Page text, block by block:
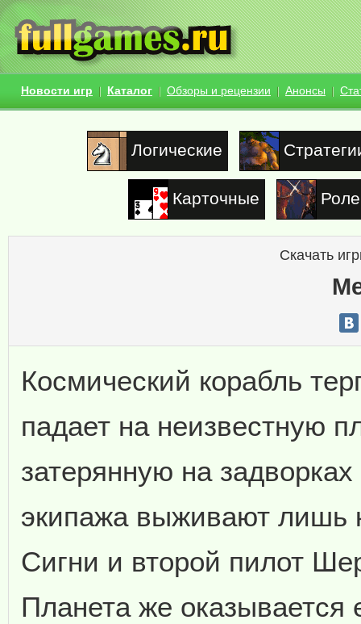
Новости игр Каталог Обзоры и рецензии Анонсы
Логические
Карточные
Скачать
Космический корабль
падает на неизвестную
затерянную на
экипажа выживают лишь
Сигни и второй пилот
Планета же оказывается